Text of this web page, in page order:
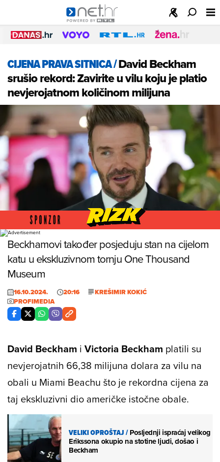
CIJENA PRAVA SITNICA/David Beckham
srušio rekord: Zavirite u vilu koju je platio
nevjerojatnom količinom milijuna
Foto: Profimedia
Beckhamovi također posjeduju stan na cijelom
katu u ekskluzivnom tornju One Thousand
Museum
16.10.2024. 20:16
KREŠIMIR KOKIĆ
PROFIMEDIA
David Beckham i Victoria Beckham platili su
nevjerojatnih 66,38 milijuna dolara za vilu na
obali u Miami Beachu što je rekordna cijena za
taj ekskluzivni dio američke istočne obale.
VELIKI OPROŠTAJ/Posljednji ispraćaj velikog
Erikssona okupio na stotine ljudi, došao i
Beckham